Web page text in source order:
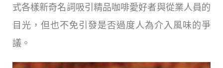
式各樣新奇名詞吸引精品咖啡愛好者與從業人員的
目光，但也不免引發是否過度人為介入風味的爭
議。